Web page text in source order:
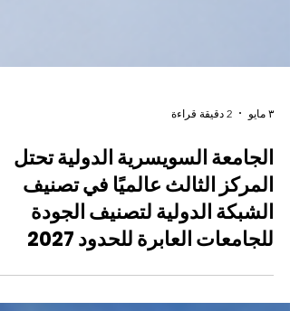
٣ مايو 2 دقيقة قراءة
الجامعة السويسرية الدولية تحتل
المركز الثالث عالميًا في تصنيف
الشبكة الدولية لتصنيف الجودة
للجامعات العابرة للحدود 2027